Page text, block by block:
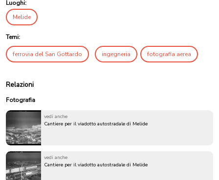
Luoghi:
Melide
Temi:
ferrovia del San Gottardo ingegneria fotografia aerea
Relazioni
Fotografia
vedi anche
Cantiere per il viadotto autostradale di Melide
vedi anche
Cantiere per il viadotto autostradale di Melide